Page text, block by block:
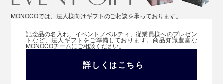
MONOCOでは、法人様向けギフトのご相談を承っております。
記念品の名入れ、イベントノベルティ、従業員様へのプレゼン
トなど、法人ギフトをご準備しております。商品知識豊富な
MONOCOチームにご相談ください。
詳しくはこちら